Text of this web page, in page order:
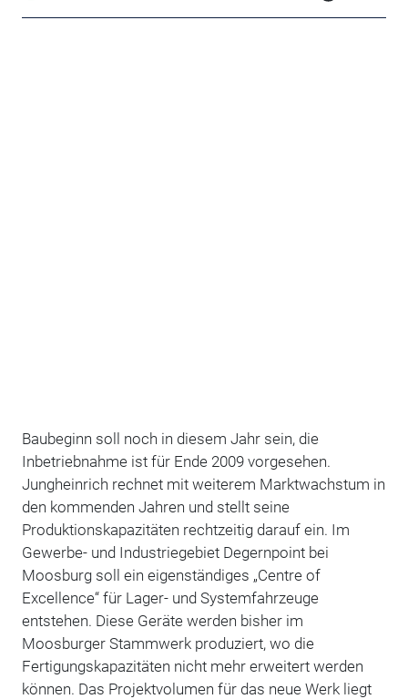
Baubeginn soll noch in diesem Jahr sein, die
Inbetriebnahme ist für Ende 2009 vorgesehen.
Jungheinrich rechnet mit weiterem Marktwachstum in
den kommenden Jahren und stellt seine
Produktionskapazitäten rechtzeitig darauf ein. Im
Gewerbe- und Industriegebiet Degernpoint bei
Moosburg soll ein eigenständiges „Centre of
Excellence“ für Lager- und Systemfahrzeuge
entstehen. Diese Geräte werden bisher im
Moosburger Stammwerk produziert, wo die
Fertigungskapazitäten nicht mehr erweitert werden
können. Das Projektvolumen für das neue Werk liegt